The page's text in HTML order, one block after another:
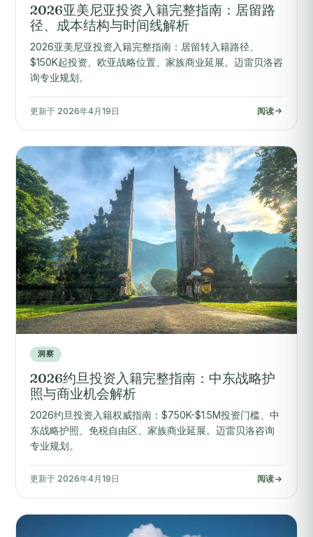
2026亚美尼亚投资入籍完整指南：居留路
径、成本结构与时间线解析
2026亚美尼亚投资入籍完整指南：居留转入籍路径、
$150K起投资、欧亚战略位置、家族商业延展。迈雷贝洛咨
询专业规划。
更新于 2026年4月19日 阅读
洞察
2026约旦投资入籍完整指南：中东战略护
照与商业机会解析
2026约旦投资入籍权威指南：$750K-$1.5M投资门槛、中
东战略护照、免税自由区、家族商业延展。迈雷贝洛咨询
专业规划。
更新于 2026年4月19日 阅读